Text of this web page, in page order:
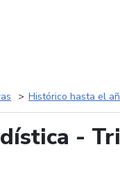
Histórico hasta el
-